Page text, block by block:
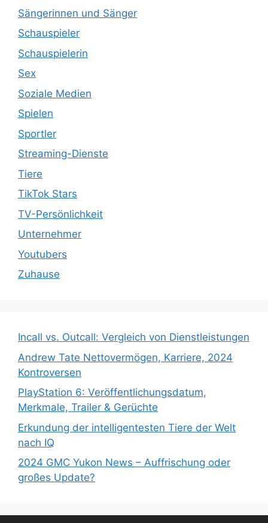
Sängerinnen und Sänger
Schauspieler
Schauspielerin
Sex
Soziale Medien
Spielen
Sportler
Streaming-Dienste
Tiere
TikTok Stars
TV-Persönlichkeit
Unternehmer
Youtubers
Zuhause
Incall vs. Outcall: Vergleich von Dienstleistungen
Andrew Tate Nettovermögen, Karriere, 2024
Kontroversen
PlayStation 6: Veröffentlichungsdatum,
Merkmale, Trailer & Gerüchte
Erkundung der intelligentesten Tiere der Welt
nach IQ
2024 GMC Yukon News – Auffrischung oder
großes Update?